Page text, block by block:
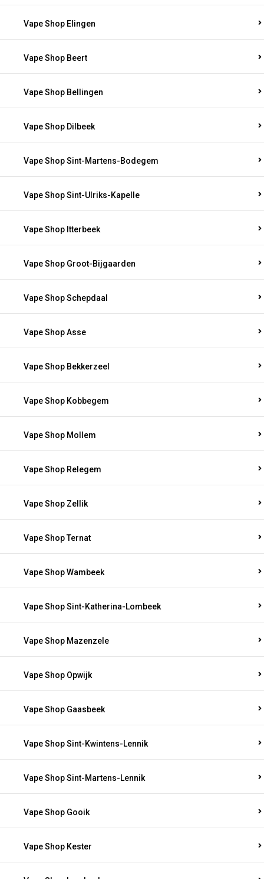
Vape Shop Elingen
Vape Shop Beert
Vape Shop Bellingen
Vape Shop Dilbeek
Vape Shop Sint-Martens-Bodegem
Vape Shop Sint-Ulriks-Kapelle
Vape Shop Itterbeek
Vape Shop Groot-Bijgaarden
Vape Shop Schepdaal
Vape Shop Asse
Vape Shop Bekkerzeel
Vape Shop Kobbegem
Vape Shop Mollem
Vape Shop Relegem
Vape Shop Zellik
Vape Shop Ternat
Vape Shop Wambeek
Vape Shop Sint-Katherina-Lombeek
Vape Shop Mazenzele
Vape Shop Opwijk
Vape Shop Gaasbeek
Vape Shop Sint-Kwintens-Lennik
Vape Shop Sint-Martens-Lennik
Vape Shop Gooik
Vape Shop Kester